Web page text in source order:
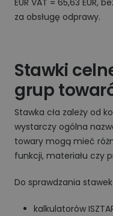
za obsługę odprawy.
Stawki
grup
Stawka cła zależy od
wystarczy ogólna
towary mogą mieć
funkcji, materiału czy
Do sprawdzania
kalkulatorów